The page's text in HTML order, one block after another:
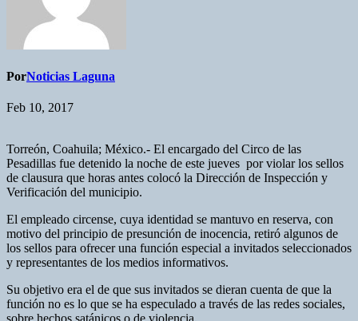
PorNoticias Laguna
Feb 10, 2017
Torreón, Coahuila; México.- El encargado del Circo de las
Pesadillas fue detenido la noche de este jueves por violar los sellos
de clausura que horas antes colocó la Dirección de Inspección y
Verificación del municipio.
El empleado circense, cuya identidad se mantuvo en reserva, con
motivo del principio de presunción de inocencia, retiró algunos de
los sellos para ofrecer una función especial a invitados seleccionados
y representantes de los medios informativos.
Su objetivo era el de que sus invitados se dieran cuenta de que la
función no es lo que se ha especulado a través de las redes sociales,